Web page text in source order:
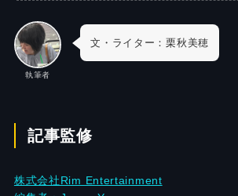
執筆者
文・ライター：栗秋美穂
記事監修
株式会社Rim Entertainment